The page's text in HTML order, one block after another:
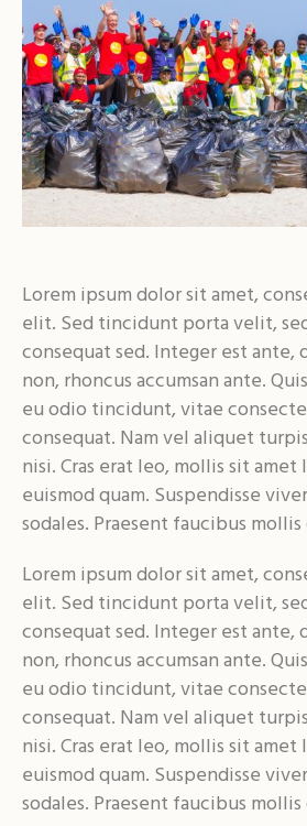
Lorem ipsum dolor sit amet,
elit. Sed tincidunt porta velit,
consequat sed. Integer est ante,
non, rhoncus accumsan ante.
eu odio tincidunt, vitae
consequat. Nam vel aliquet
nisi. Cras erat leo, mollis sit
euismod quam. Suspendisse
sodales. Praesent faucibus
Lorem ipsum dolor sit amet,
elit. Sed tincidunt porta velit,
consequat sed. Integer est ante,
non, rhoncus accumsan ante.
eu odio tincidunt, vitae
consequat. Nam vel aliquet
nisi. Cras erat leo, mollis sit
euismod quam. Suspendisse
sodales. Praesent faucibus